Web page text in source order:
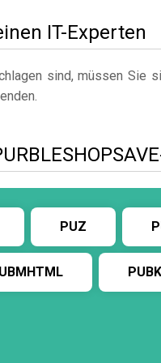
IT-Experten
sind, müssen Sie
PUZ